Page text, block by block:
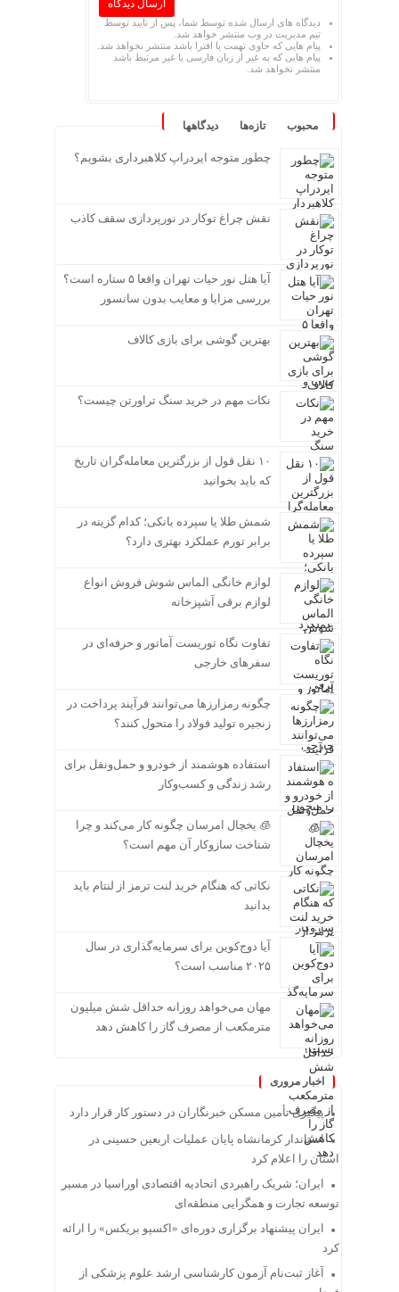
دیدگاه های ارسال شده توسط شما، پس از تایید توسط
تیم مدیریت در وب منتشر خواهد شد.
پیام هایی که حاوی تهمت یا افترا باشد منتشر نخواهد شد.
پیام هایی که به غیر از زبان فارسی یا غیر مرتبط باشد
منتشر نخواهد شد.
محبوب تازه‌ها دیدگاهها
چطور متوجه ایردراپ کلاهبرداری بشویم؟
نقش چراغ توکار در نورپردازی سقف کاذب
آیا هتل نور حیات تهران واقعا ۵ ستاره است؟
بررسی مزایا و معایب بدون سانسور
بهترین گوشی برای بازی کالاف
نکات مهم در خرید سنگ تراورتن چیست؟
۱۰ نقل قول از بزرگترین معامله‌گران تاریخ
که باید بخوانید
شمش طلا یا سپرده بانکی؛ کدام گزینه در
برابر تورم عملکرد بهتری دارد؟
لوازم خانگی الماس شوش فروش انواع
لوازم برقی آشپزخانه
تفاوت نگاه توریست آماتور و حرفه‌ای در
سفرهای خارجی
چگونه رمزارزها می‌توانند فرآیند پرداخت در
زنجیره تولید فولاد را متحول کنند؟
استفاده هوشمند از خودرو و حمل‌ونقل برای
رشد زندگی و کسب‌وکار
🧊 یخچال امرسان چگونه کار می‌کند و چرا
شناخت سازوکار آن مهم است؟
نکاتی که هنگام خرید لنت ترمز از لنتام باید
بدانید
آیا دوج‌کوین برای سرمایه‌گذاری در سال
۲۰۲۵ مناسب است؟
مهان می‌خواهد روزانه حداقل شش میلیون
مترمکعب از مصرف گاز را کاهش دهد
اخبار مروری
پیگیری تأمین مسکن خبرنگاران در دستور کار قرار دارد
استاندار کرمانشاه پایان عملیات اربعین حسینی در
استان را اعلام کرد
ایران؛ شریک راهبردی اتحادیه اقتصادی اوراسیا در مسیر
توسعه تجارت و همگرایی منطقه‌ای
ایران پیشنهاد برگزاری دوره‌ای «اکسپو بریکس» را ارائه
کرد
آغاز ثبت‌نام‌ آزمون کارشناسی ارشد علوم پزشکی از